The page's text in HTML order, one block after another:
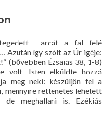
arcát a fal felé
Azután így szólt az Úr igéje:
(bővebben Ézsaiás 38, 1-8)
volt. Isten elküldte hozzá
meg neki: készüljön fel a
mennyire rettenetes lehetett
de meghallani is. Ezékiás